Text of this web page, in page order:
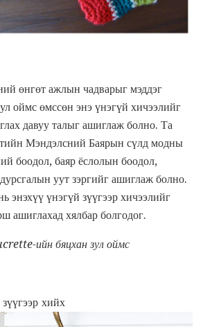
өнгөт ажлын чадварыг мэддэг
оймс өмссөн энэ үнэгүй хичээлийг
давуу талыг ашиглаж болно. Та
Мэндэлсний Баярын сүлд модны
боодол, баяр ёслолын боодол,
уут зэргийг ашиглаж болно.
энэхүү үнэгүй зүүгээр хичээлийг
ашиглахад хялбар болгодог.
ийн бяцхан зул оймс
хийх